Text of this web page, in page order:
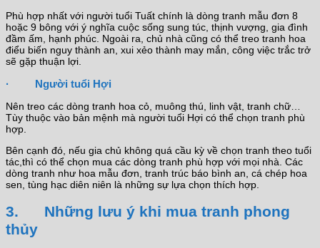
Phù hợp nhất với người tuổi Tuất chính là dòng tranh mẫu đơn 8
hoặc 9 bông với ý nghĩa cuộc sống sung túc, thịnh vượng, gia đình
đầm ấm, hạnh phúc. Ngoài ra, chủ nhà cũng có thể treo tranh hoa
điểu biến nguy thành an, xui xẻo thành may mắn, công việc trắc trở
sẽ gặp thuận lợi.
· Người tuổi Hợi
Nên treo các dòng tranh hoa cỏ, muông thú, linh vật, tranh chữ…
Tùy thuộc vào bản mệnh mà người tuổi Hợi có thể chọn tranh phù
hợp.
Bên cạnh đó, nếu gia chủ không quá cầu kỳ về chọn tranh theo tuổi
tác,thì có thể chọn mua các dòng tranh phù hợp với mọi nhà. Các
dòng tranh như hoa mẫu đơn, tranh trúc báo bình an, cá chép hoa
sen, tùng hạc diên niên là những sự lựa chọn thích hợp.
3. Những lưu ý khi mua tranh phong
thủy